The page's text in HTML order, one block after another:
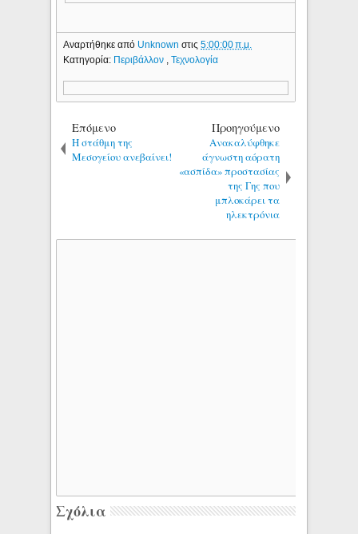
Αναρτήθηκε από Unknownστις5:00:00 π.μ.
Κατηγορία: Περιβάλλον ,Τεχνολογία
Επόμενο
Η στάθμη της
Μεσογείου ανεβαίνει!
Προηγούμενο
Ανακαλύφθηκε
άγνωστη αόρατη
«ασπίδα» προστασίας
της Γης που
μπλοκάρει τα
ηλεκτρόνια
Σχόλια